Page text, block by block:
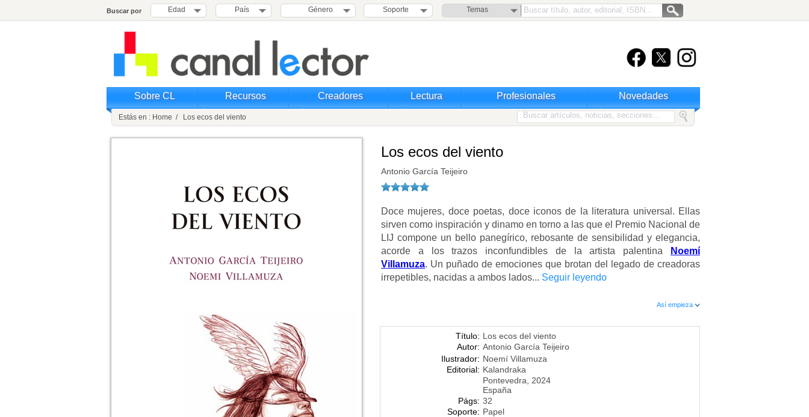
Buscar por Edad País Género Soporte Temas
Sobre CL Recursos Creadores Lectura Profesionales Novedades
Estás en : Home / Los ecos del viento
Los ecos del viento
Antonio García Teijeiro
Doce mujeres, doce poetas, doce iconos de la literatura universal. Ellas
sirven como inspiración y dinamo en torno a las que el Premio Nacional de
LIJ compone un bello panegírico, rebosante de sensibilidad y elegancia,
acorde a los trazos inconfundibles de la artista palentina
Noemí
Villamuza. Un puñado de emociones que brotan del legado de creadoras
irrepetibles, nacidas a ambos lados... Seguir leyendo
Así empieza
Título: Los ecos del viento
Autor: Antonio García Teijeiro
Ilustrador: Noemí Villamuza
Editorial: Kalandraka
Pontevedra, 2024
España
Págs: 32
Soporte: Papel